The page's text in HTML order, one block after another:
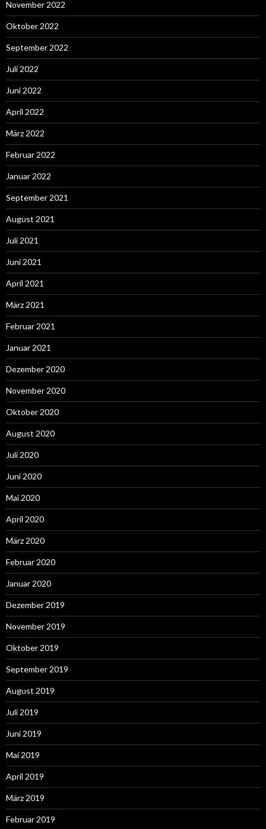
November 2022
Oktober 2022
September 2022
Juli 2022
Juni 2022
April 2022
März 2022
Februar 2022
Januar 2022
September 2021
August 2021
Juli 2021
Juni 2021
April 2021
März 2021
Februar 2021
Januar 2021
Dezember 2020
November 2020
Oktober 2020
August 2020
Juli 2020
Juni 2020
Mai 2020
April 2020
März 2020
Februar 2020
Januar 2020
Dezember 2019
November 2019
Oktober 2019
September 2019
August 2019
Juli 2019
Juni 2019
Mai 2019
April 2019
März 2019
Februar 2019